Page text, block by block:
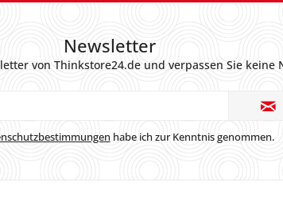
Newsletter
von Thinkstore24.de und verpassen Sie keine
habe ich zur Kenntnis genommen.